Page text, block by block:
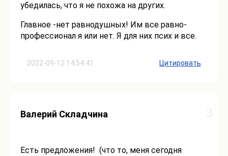
2022-09-12 14:54:41
убедилась, что я не похожа на других.
Главное -нет равнодушных! Им все равно-
профессионал я или нет. Я для них псих и все.
Цитировать
Валерий Складчина
Есть предложения! (что то, меня сегодня